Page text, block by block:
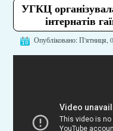
УГКЦ
інтернатів
Опубліковано: П'ятниця,